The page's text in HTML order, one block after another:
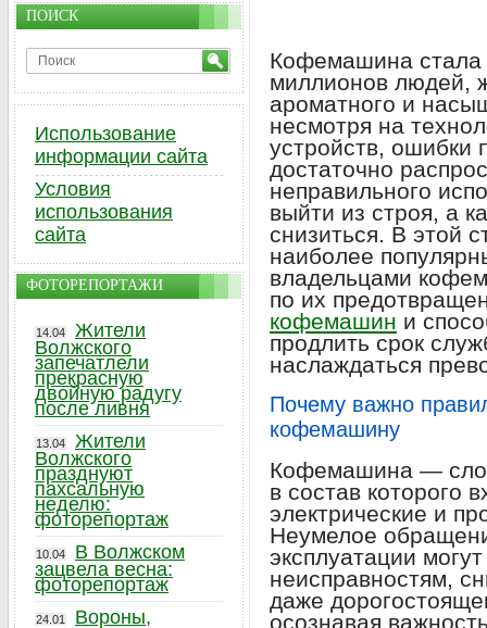
Кофемашина стала
миллионов людей,
ароматного и
несмотря на
устройств, ошибки
достаточно
неправильного
выйти из строя, а
снизиться. В этой
наиболее
владельцами
по их
кофемашин и
продлить срок
наслаждаться
Почему важно
кофемашину
Кофемашина —
в состав которого
электрические и
Неумелое
эксплуатации
неисправностям,
даже
осознавая
ПОИСК
Использование
информации сайта
Условия
использования
сайта
ФОТОРЕПОРТАЖИ
14.04
Жители
Волжского
запечатлели
прекрасную
двойную радугу
после ливня
13.04
Жители
Волжского
празднуют
пахсальную
неделю:
фоторепортаж
10.04
В Волжском
зацвела весна:
фоторепортаж
24.01
Вороны,